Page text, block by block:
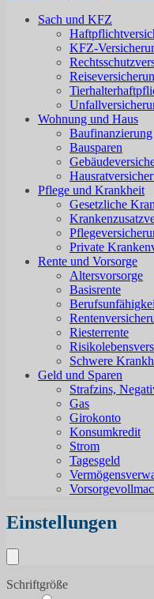
Sach und KFZ
KFZ-
Wohnung und Haus
Baufinanzierung
Bausparen
Pflege und Krankheit
Gesetzliche
Private
Rente und Vorsorge
Altersvorsorge
Basisrente
Riesterrente
Schwere
Geld und Sparen
Strafzins,
Gas
Girokonto
Konsumkredit
Strom
Tagesgeld
Einstellungen
Schriftgröße